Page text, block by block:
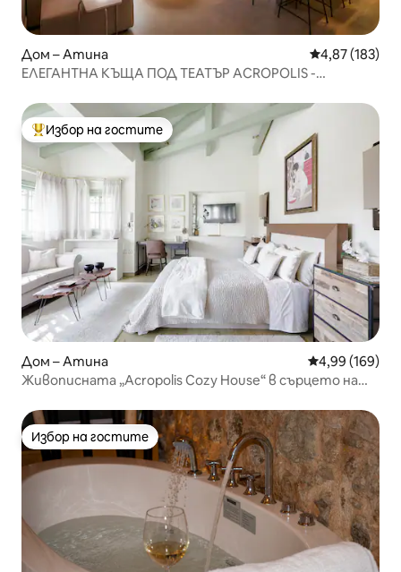
Дом – Атина Средна
4,87 (183)
ЕЛЕГАНТНА КЪЩА ПОД ТЕАТЪР ACROPOLIS -
Най-популярен избор на гостите
Избор на гостите
Дом – Атина Средна
4,99 (169)
Живописната „Acropolis Cozy House“ в сърцето на
Избор на гостите
Избор на гостите